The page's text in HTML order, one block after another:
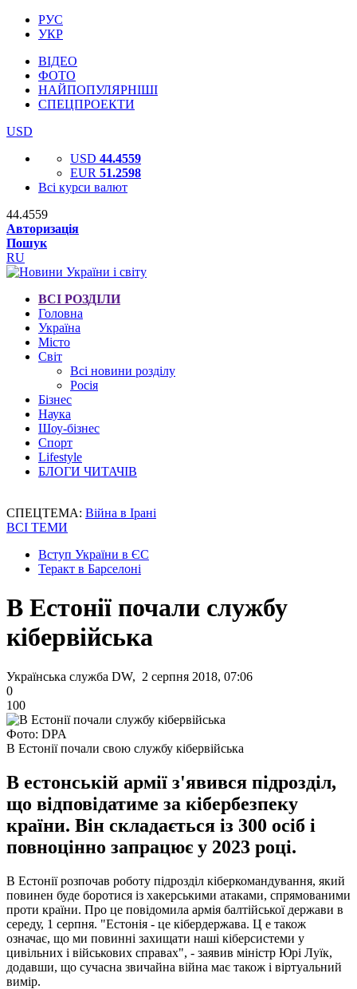
РУС
УКР
ВІДЕО
ФОТО
НАЙПОПУЛЯРНІШІ
СПЕЦПРОЕКТИ
USD
USD 44.4559
EUR 51.2598
Всі курси валют
44.4559
Авторизація
Пошук
RU
ВСІ РОЗДІЛИ
Головна
Україна
Місто
Світ
Всі новини розділу
Росія
Бізнес
Наука
Шоу-бізнес
Спорт
Lifestyle
БЛОГИ ЧИТАЧІВ
СПЕЦТЕМА: Війна в Ірані
ВСІ ТЕМИ
Вступ України в ЄС
Теракт в Барселоні
В Естонії почали службу
кібервійська
Українська служба DW, 2 серпня 2018, 07:06
0
100
Фото: DPA
В Естонії почали свою службу кібервійська
В естонській армії з'явився підрозділ,
що відповідатиме за кібербезпеку
країни. Він складається із 300 осіб і
повноцінно запрацює у 2023 році.
В Естонії розпочав роботу підрозділ кіберкомандування, який
повинен буде боротися із хакерськими атаками, спрямованими
проти країни. Про це повідомила армія балтійської держави в
середу, 1 серпня. "Естонія - це кібердержава. Ц е також
означає, що ми повинні захищати наші кіберсистеми у
цивільних і військових справах", - заявив міністр Юрі Луїк,
додавши, що сучасна звичайна війна має також і віртуальний
вимір.